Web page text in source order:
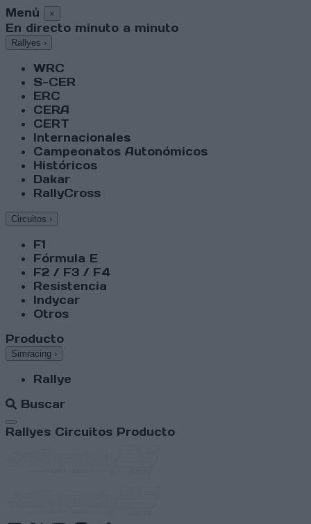
Menú ×
En directo minuto a minuto
Rallyes ›
WRC
S-CER
ERC
CERA
CERT
Internacionales
Campeonatos Autonómicos
Históricos
Dakar
RallyCross
Circuitos ›
F1
Fórmula E
F2 / F3 / F4
Resistencia
Indycar
Otros
Producto
Simracing ›
Rallye
Buscar
Abrir menú
Rallyes Circuitos Producto